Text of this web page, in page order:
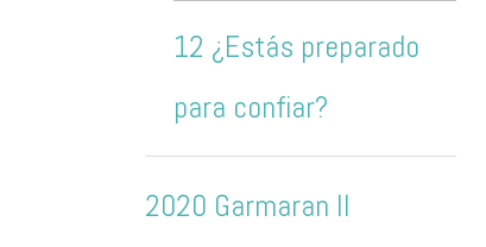
12 ¿Estás preparado
para confiar?
2020 Garmaran II